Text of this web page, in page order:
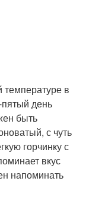
температуре в
день
быть
с чуть
горчинку с
вкус
напоминать